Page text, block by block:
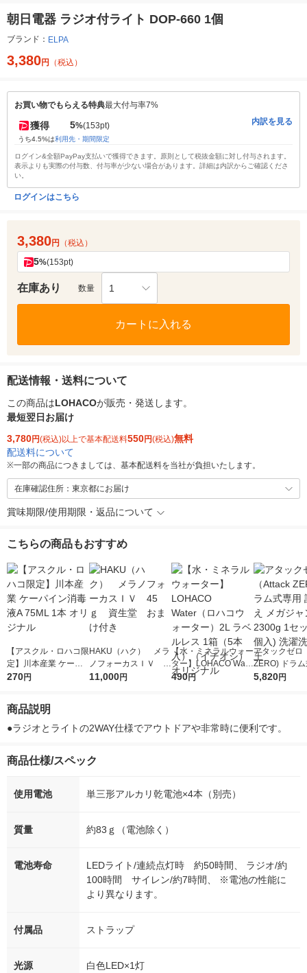
朝日電器 ラジオ付ライト DOP-660 1個
ブランド： ELPA
3,380円 （税込）
お買い物でもらえる特典最大付与率7%
獲得 5%(153pt)
うち4.5%は利用先・期間限定
内訳を見る
ログイン&全額PayPay支払いで獲得できます。原則として税抜金額に対し付与されます。
表示よりも実際の付与数、付与率が少ない場合があります。詳細は内訳からご確認くださ
い。
ログインはこちら
3,380円 （税込）
5%(153pt)
在庫あり 数量 1
カートに入れる
配送情報・送料について
この商品はLOHACOが販売・発送します。
最短翌日お届け
3,780円(税込)以上で基本配送料550円(税込)無料
配送料について
※一部の商品につきましては、基本配送料を当社が負担いたします。
在庫確認住所：東京都にお届け
賞味期限/使用期限・返品について
こちらの商品もおすすめ
【アスクル・ロハコ限
定】川本産業 ケーパ
イン消毒液A 75ML 1
270円
HAKU（ハク） メラ
ノフォーカスＩＶ 4
5ｇ 資生堂 おまけ
11,000円
【水・ミネラルウォー
ター】LOHACO Wate
r（ロハコウォータ
490円
アタックゼロ
ZERO) ドラ
詰め替え メガ
5,820円
商品説明
●ラジオとライトの2WAY仕様でアウトドアや非常時に便利です。
商品仕様/スペック
使用電池 単三形アルカリ乾電池×4本（別売）
質量 約83ｇ（電池除く）
電池寿命
LEDライト/連続点灯時 約50時間、 ラジオ/約
100時間 サイレン/約7時間、 ※電池の性能に
より異なります。
付属品 ストラップ
光源 白色LED×1灯